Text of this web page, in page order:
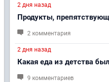
2 дня назад
Продукты,
2 комментария
2 дня назад
Какая еда из детства
9 комментариев